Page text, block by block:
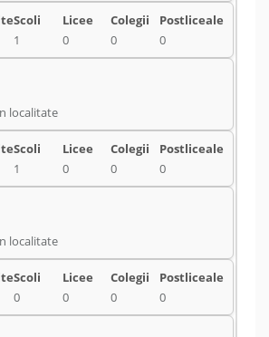
1 0 0 0
localitate
1 0 0 0
localitate
0 0 0 0